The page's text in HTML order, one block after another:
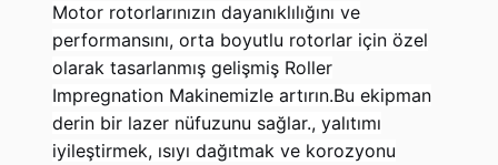
Motor rotorlarınızın dayanıklılığını ve
performansını, orta boyutlu rotorlar için özel
olarak tasarlanmış gelişmiş Roller
Impregnation Makinemizle artırın.Bu ekipman
derin bir lazer nüfuzunu sağlar., yalıtımı
iyileştirmek, ısıyı dağıtmak ve korozyonu